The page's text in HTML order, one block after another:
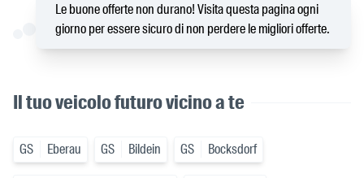
Le buone offerte non durano! Visita questa pagina ogni
giorno per essere sicuro di non perdere le migliori offerte.
Il tuo veicolo futuro vicino a te
GS Eberau GS Bildein GS Bocksdorf